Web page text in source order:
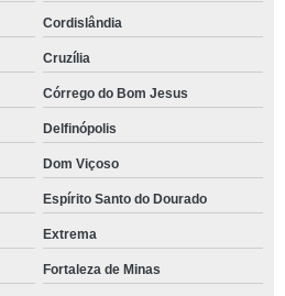
Cordislândia
Cruzília
Córrego do Bom Jesus
Delfinópolis
Dom Viçoso
Espírito Santo do Dourado
Extrema
Fortaleza de Minas